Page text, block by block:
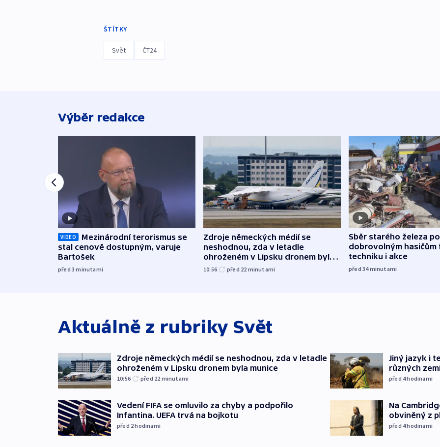
ŠTÍTKY
Svět ČT24
Výběr redakce
VIDEO
Mezinárodní terorismus se
stal cenově dostupným, varuje
Bartošek
před 3minutami
Zdroje německých médií se
neshodnou, zda v letadle
ohroženém v Lipsku dronem byla
munice
10:56 před 22 minutami
Sběr starého železa
dobrovolným hasičům
techniku i akce
před 34minutami
Aktuálně z rubriky Svět
Zdroje německých médií se neshodnou, zda v letadle
ohroženém v Lipsku dronem byla munice
10:56 před 22 minutami
Vedení FIFA se omluvilo za chyby a podpořilo
Infantina. UEFA trvá na bojkotu
před 2hodinami
Jiný jazyk i
různých
před 4hodinami
Na
obviněný z
před 4hodinami